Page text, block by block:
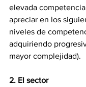
elevada
apreciar en los
niveles de
adquiriendo
mayor complejidad).
2. El sector